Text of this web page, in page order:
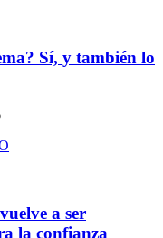
Sí, y también lo
a ser
la confianza